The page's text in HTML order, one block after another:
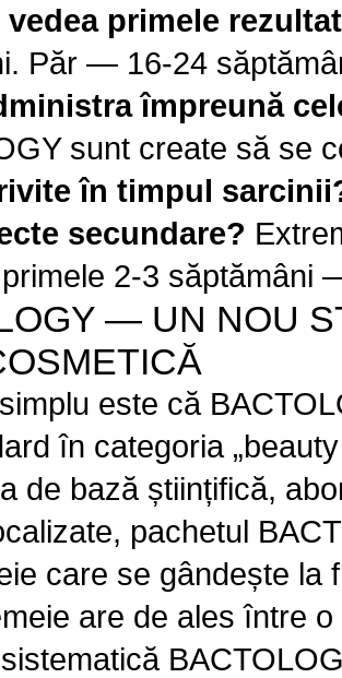
primele
Păr — 16-24
împreună
sunt create să se
în timpul
secundare?
2-3 săptămâni
— UN NOU
este că
în categoria
de bază științifică,
pachetul
care se gândește la
are de ales între